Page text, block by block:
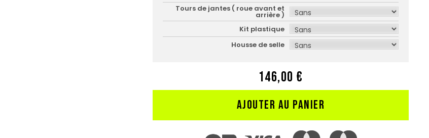
Tours de jantes ( roue avant et
arrière )
Kit plastique
Housse de selle
146,00 €
AJOUTER AU PANIER